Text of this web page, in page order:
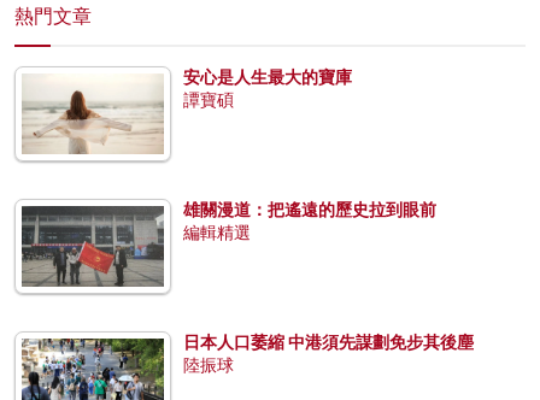
熱門文章
安心是人生最大的寶庫
譚寶碩
雄關漫道：把遙遠的歷史拉到眼前
編輯精選
日本人口萎縮 中港須先謀劃免步其後塵
陸振球